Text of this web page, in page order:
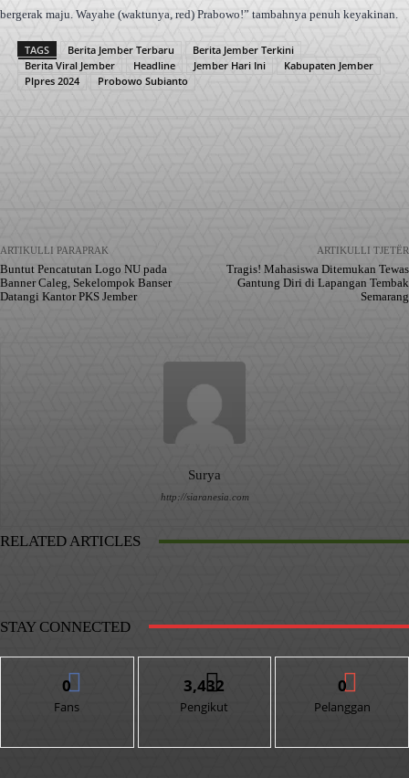
bergerak maju. Wayahe (waktunya, red) Prabowo!” tambahnya penuh keyakinan.
TAGS Berita Jember Terbaru
Berita Jember Terkini
Berita Viral Jember
Headline Jember Hari Ini
Kabupaten Jember
Plpres 2024
Probowo Subianto
ARTIKULLI PARAPRAK
Buntut Pencatutan Logo NU pada
Banner Caleg, Sekelompok Banser
Datangi Kantor PKS Jember
ARTIKULLI TJETËR
Tragis! Mahasiswa Ditemukan Tewas
Gantung Diri di Lapangan Tembak
Semarang
Surya
http://siaranesia.com
RELATED ARTICLES
STAY CONNECTED
0
Fans
3,432
Pengikut
0
Pelanggan